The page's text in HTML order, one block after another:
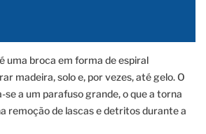
uma broca em forma de espiral
madeira, solo e, por vezes, até gelo. O
se a um parafuso grande, o que a torna
remoção de lascas e detritos durante a